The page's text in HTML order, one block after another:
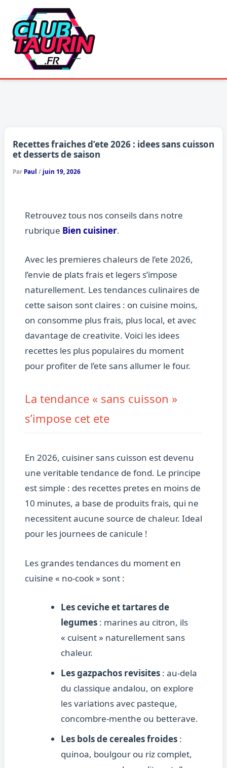
contenu
Recettes fraiches d’ete 2026 : idees sans cuisson
et desserts de saison
Par Paul / juin 19, 2026
Retrouvez tous nos conseils dans notre
rubrique Bien cuisiner.
Avec les premieres chaleurs de l’ete 2026,
l’envie de plats frais et legers s’impose
naturellement. Les tendances culinaires de
cette saison sont claires : on cuisine moins,
on consomme plus frais, plus local, et avec
davantage de creativite. Voici les idees
recettes les plus populaires du moment
pour profiter de l’ete sans allumer le four.
La tendance « sans cuisson »
s’impose cet ete
En 2026, cuisiner sans cuisson est devenu
une veritable tendance de fond. Le principe
est simple : des recettes pretes en moins de
10 minutes, a base de produits frais, qui ne
necessitent aucune source de chaleur. Ideal
pour les journees de canicule !
Les grandes tendances du moment en
cuisine « no-cook » sont :
Les ceviche et tartares de
legumes: marines au citron, ils
« cuisent » naturellement sans
chaleur.
Les gazpachos revisites: au-dela
du classique andalou, on explore
les variations avec pasteque,
concombre-menthe ou betterave.
Les bols de cereales froides:
quinoa, boulgour ou riz complet,